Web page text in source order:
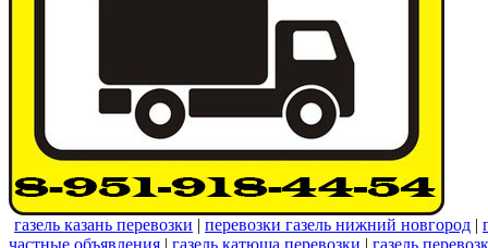
газель казань перевозки | перевозки газель нижний новгород |